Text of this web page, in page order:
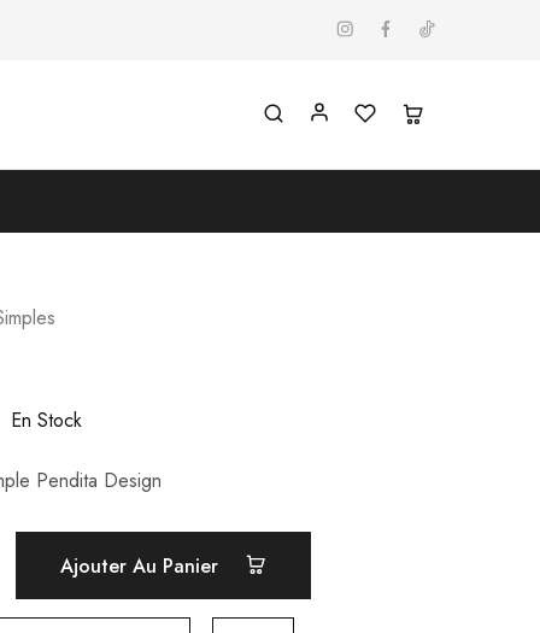
En Stock
Pendita Design
Ajouter Au Panier